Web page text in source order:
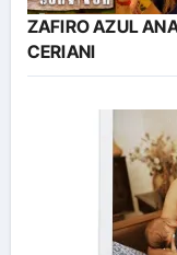
ZAFIRO AZUL
CERIANI